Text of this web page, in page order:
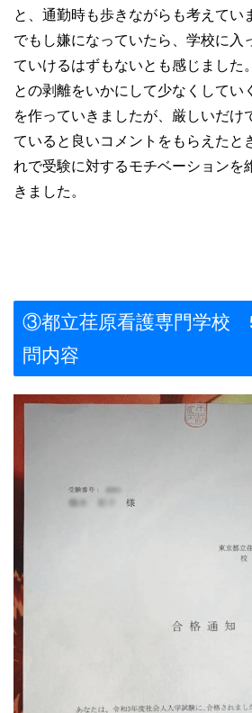
と、通勤時も歩きながらも考えてい
でもし嫌になっていたら、学校に入
ていけるはずもないとも感じました
との剥離をいかにして少なくしてい
を作っていきましたが、厳しいだけ
ていると良いコメントをもらえたと
れで受験に対するモチベーションを
きました。
③都立荏原看護専門学校
問内容